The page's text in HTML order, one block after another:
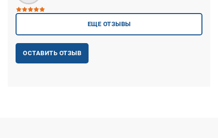
ЕЩЕ ОТЗЫВЫ
ОСТАВИТЬ ОТЗЫВ